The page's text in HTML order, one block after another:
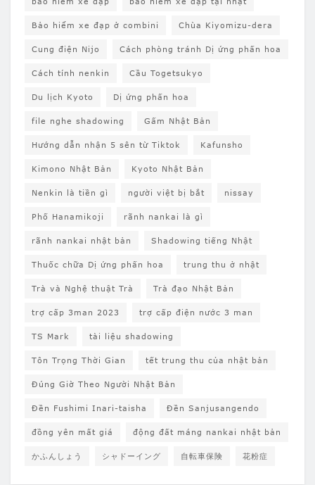
Bảo hiểm xe đạp ở combini Chùa Kiyomizu-dera
Cung điện Nijo Cách phòng tránh Dị ứng phấn hoa
Cách tính nenkin Cầu Togetsukyo
Du lịch Kyoto Dị ứng phấn hoa
file nghe shadowing Gấm Nhật Bản
Hướng dẫn nhận 5 sên từ Tiktok Kafunsho
Kimono Nhật Bản Kyoto Nhật Bản
Nenkin là tiền gì người việt bị bắt nissay
Phố Hanamikoji rãnh nankai là gì
rãnh nankai nhật bản Shadowing tiếng Nhật
Thuốc chữa Dị ứng phấn hoa trung thu ở nhật
Trà và Nghệ thuật Trà Trà đạo Nhật Bản
trợ cấp 3man 2023 trợ cấp điện nước 3 man
TS Mark tài liệu shadowing
Tôn Trọng Thời Gian tết trung thu của nhật bản
Đúng Giờ Theo Người Nhật Bản
Đền Fushimi Inari-taisha Đền Sanjusangendo
đồng yên mất giá động đất máng nankai nhật bản
かふんしょう シャドーイング 自転車保険 花粉症